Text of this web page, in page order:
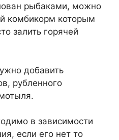
рыбаками, можно
комбикорм которым
залить горячей
добавить
рубленного
в зависимости
если его нет то